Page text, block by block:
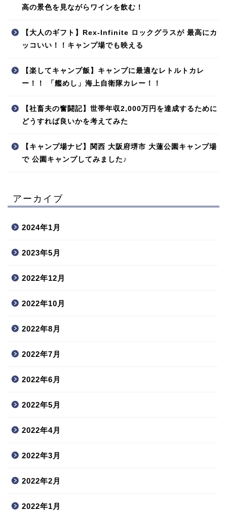
高の景色を見ながらワインを飲む！
【大人のギフト】Rex-Infinite ロックグラスが 最高にカ
ッコいい！！キャンプ場でも映える
【楽してキャンプ飯】キャンプに最適なレトルトカレ
ー！！ 「艦めし」海上自衛隊カレー！！
【社畜夫の奮闘記】世帯年収2,000万円を達成するために
どうすれば良いかを考えてみた
【キャンプ場ナビ】関西 大阪府堺市 大蓮公園キャンプ場
で 公園キャンプしてみました♪
アーカイブ
2024年1月
2023年5月
2022年12月
2022年10月
2022年8月
2022年7月
2022年6月
2022年5月
2022年4月
2022年3月
2022年2月
2022年1月